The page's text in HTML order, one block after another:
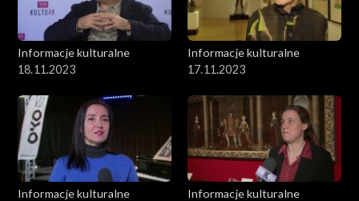
Informacje kulturalne
18.11.2023
Informacje kulturalne
17.11.2023
Informacje kulturalne
Informacje kulturalne